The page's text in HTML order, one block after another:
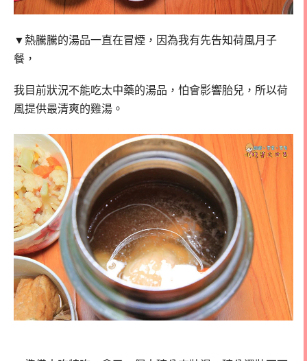
▼熱騰騰的湯品一直在冒煙，因為我有先告知荷風月子
餐，
我目前狀況不能吃太中藥的湯品，怕會影響胎兒，所以荷
風提供最清爽的雞湯。